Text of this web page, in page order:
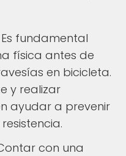
Es fundamental
física antes de
en bicicleta.
y realizar
ayudar a prevenir
con una